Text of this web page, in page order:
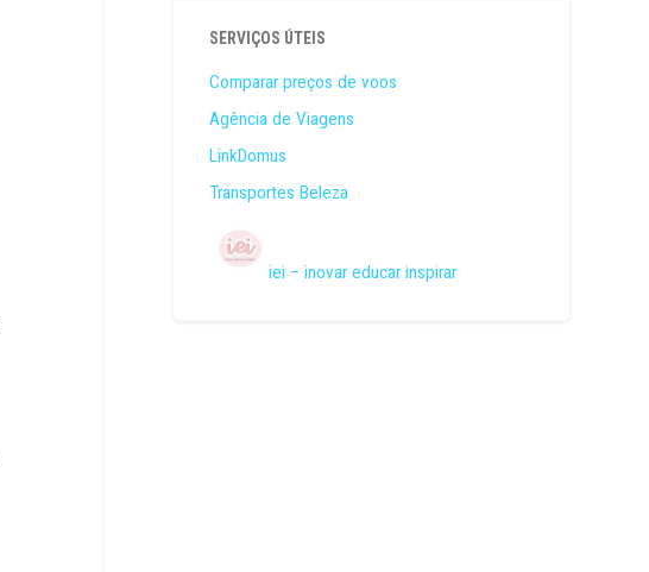
SERVIÇOS ÚTEIS
Comparar preços de voos
Agência de Viagens
LinkDomus
Transportes Beleza
iei – inovar educar inspirar